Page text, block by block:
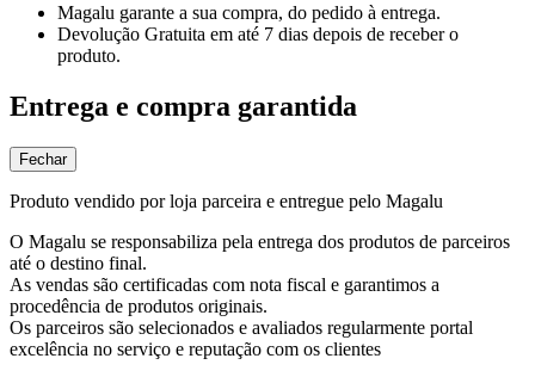
Magalu garante a sua compra, do pedido à entrega.
Devolução Gratuita em até 7 dias depois de receber o
produto.
Entrega e compra garantida
Fechar
Produto vendido por loja parceira e entregue pelo Magalu
O Magalu se responsabiliza pela entrega dos produtos de parceiros
até o destino final.
As vendas são certificadas com nota fiscal e garantimos a
procedência de produtos originais.
Os parceiros são selecionados e avaliados regularmente portal
excelência no serviço e reputação com os clientes